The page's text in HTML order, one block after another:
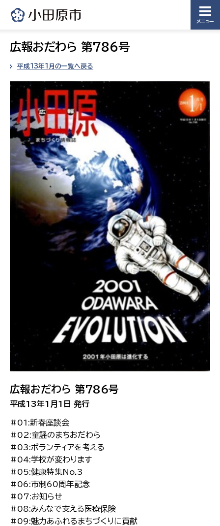
メニュー
広報おだわら 第786号
平成13年1月の一覧へ戻る
広報おだわら 第786号
平成13年1月1日 発行
#01:新春座談会
#02:童謡のまちおだわら
#03:ボランティアを考える
#04:学校が変わります
#05:健康特集No.3
#06:市制60周年記念
#07:お知らせ
#08:みんなで支える医療保険
#09:魅力あふれるまちづくりに貢献